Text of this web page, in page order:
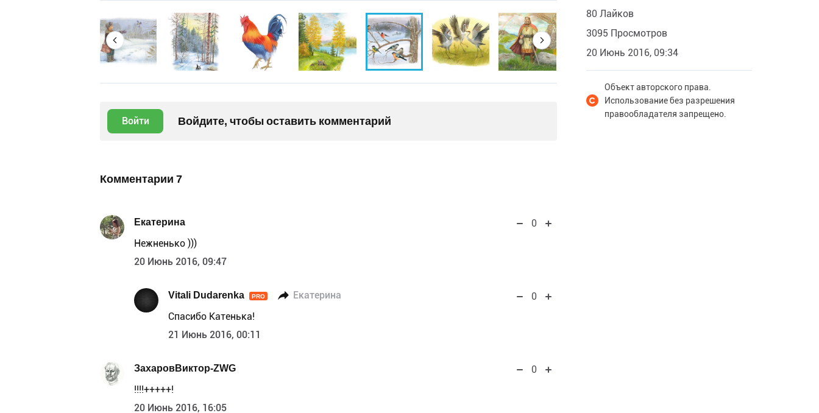
Войти Войдите, чтобы оставить комментарий
Комментарии 7
Екатерина
0
Нежненько )))
20 Июнь 2016, 09:47
Vitali Dudarenka PRO Екатерина
0
Спасибо Катенька!
21 Июнь 2016, 00:11
ЗахаровВиктор-ZWG
0
!!!!+++++!
20 Июнь 2016, 16:05
80 Лайков
3095 Просмотров
20 Июнь 2016, 09:34
Объект авторского права.
Использование без разрешения
правообладателя запрещено.